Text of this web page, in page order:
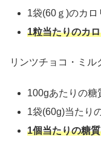
1袋(60ｇ)のカロ
1粒当たりのカ
リンツチョコ・ミル
100gあたりの糖
1袋(60g)当たり
1個当たりの糖